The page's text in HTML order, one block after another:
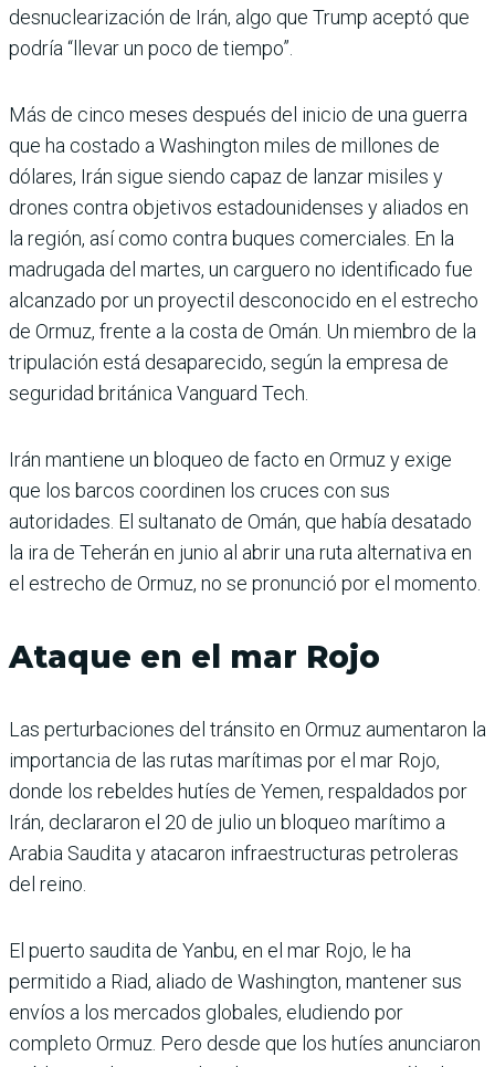
desnuclearización de Irán, algo que Trump aceptó que
podría “llevar un poco de tiempo”.
Más de cinco meses después del inicio de una guerra
que ha costado a Washington miles de millones de
dólares, Irán sigue siendo capaz de lanzar misiles y
drones contra objetivos estadounidenses y aliados en
la región, así como contra buques comerciales. En la
madrugada del martes, un carguero no identificado fue
alcanzado por un proyectil desconocido en el estrecho
de Ormuz, frente a la costa de Omán. Un miembro de la
tripulación está desaparecido, según la empresa de
seguridad británica Vanguard Tech.
Irán mantiene un bloqueo de facto en Ormuz y exige
que los barcos coordinen los cruces con sus
autoridades. El sultanato de Omán, que había desatado
la ira de Teherán en junio al abrir una ruta alternativa en
el estrecho de Ormuz, no se pronunció por el momento.
Ataque en el mar Rojo
Las perturbaciones del tránsito en Ormuz aumentaron la
importancia de las rutas marítimas por el mar Rojo,
donde los rebeldes hutíes de Yemen, respaldados por
Irán, declararon el 20 de julio un bloqueo marítimo a
Arabia Saudita y atacaron infraestructuras petroleras
del reino.
El puerto saudita de Yanbu, en el mar Rojo, le ha
permitido a Riad, aliado de Washington, mantener sus
envíos a los mercados globales, eludiendo por
completo Ormuz. Pero desde que los hutíes anunciaron